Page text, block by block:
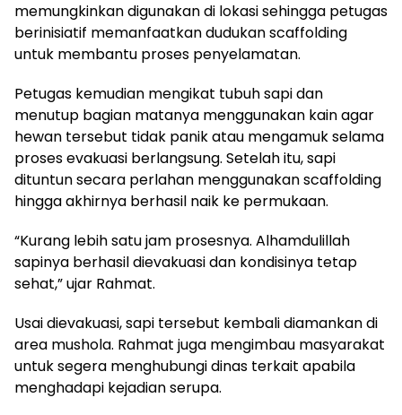
memungkinkan digunakan di lokasi sehingga petugas
berinisiatif memanfaatkan dudukan scaffolding
untuk membantu proses penyelamatan.
Petugas kemudian mengikat tubuh sapi dan
menutup bagian matanya menggunakan kain agar
hewan tersebut tidak panik atau mengamuk selama
proses evakuasi berlangsung. Setelah itu, sapi
dituntun secara perlahan menggunakan scaffolding
hingga akhirnya berhasil naik ke permukaan.
“Kurang lebih satu jam prosesnya. Alhamdulillah
sapinya berhasil dievakuasi dan kondisinya tetap
sehat,” ujar Rahmat.
Usai dievakuasi, sapi tersebut kembali diamankan di
area mushola. Rahmat juga mengimbau masyarakat
untuk segera menghubungi dinas terkait apabila
menghadapi kejadian serupa.